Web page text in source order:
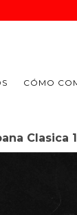
CÓMO
Clasica